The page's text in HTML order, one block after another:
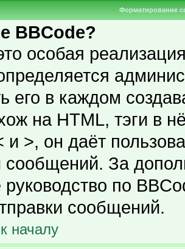
Форматирование
BBCode?
особая
его в каждом
на HTML, тэги в
и >, он даёт
сообщений. За
руководство по
сообщений.
началу